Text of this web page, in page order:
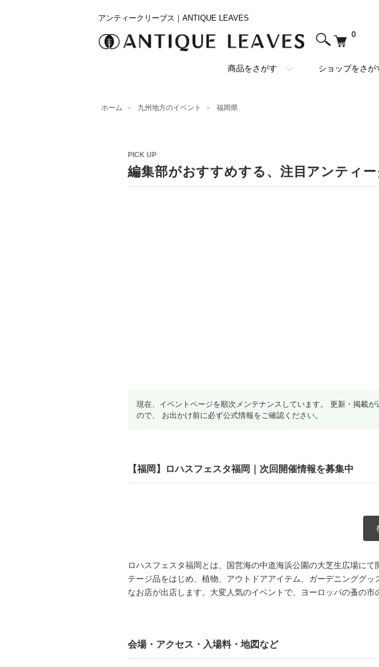
アンティークリーブス｜ANTIQUE LEAVES
0
商品をさがす ショップをさが
ホーム ＞ 九州地方のイベント ＞ 福岡県
PICK UP
編集部がおすすめする、注目アンティー
現在、イベントページを順次メンテナンスしています。 更新・掲載
ので、 お出かけ前に必ず公式情報をご確認ください。
【福岡】ロハスフェスタ福岡｜次回開催情報を募集中
ロハスフェスタ福岡とは、国営海の中道海浜公園の大芝生広場に
テージ品をはじめ、植物、アウトドアアイテム、ガーデニンググ
なお店が出店します。大変人気のイベントで、ヨーロッパの蚤の市
会場・アクセス・入場料・地図など